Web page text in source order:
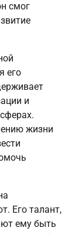
смог
его
и
жизни
Его талант,
ему быть